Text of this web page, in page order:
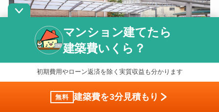
マンション建てたら
建築費いくら？
初期費用やローン返済を除く実質収益も分かります
無料 建築費を3分見積もり